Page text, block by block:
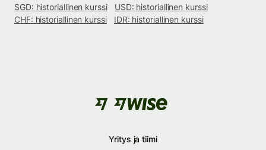
SGD: historiallinen kurssi
USD: historiallinen kurssi
CHF: historiallinen kurssi
IDR: historiallinen kurssi
Yritys ja tiimi